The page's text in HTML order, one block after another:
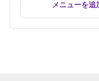
メニューを追